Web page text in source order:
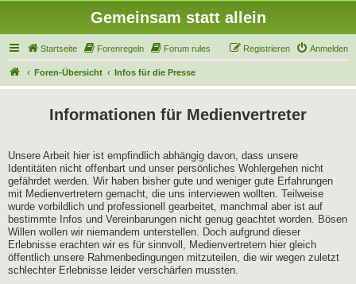
Gemeinsam statt allein
Startseite Forenregeln Forum rules Anmelden
Registrieren
Foren-Übersicht Infos für die Presse
Informationen für Medienvertreter
Unsere Arbeit hier ist empfindlich abhängig davon, dass unsere
Identitäten nicht offenbart und unser persönliches Wohlergehen nicht
gefährdet werden. Wir haben bisher gute und weniger gute Erfahrungen
mit Medienvertretern gemacht, die uns interviewen wollten. Teilweise
wurde vorbildlich und professionell gearbeitet, manchmal aber ist auf
bestimmte Infos und Vereinbarungen nicht genug geachtet worden. Bösen
Willen wollen wir niemandem unterstellen. Doch aufgrund dieser
Erlebnisse erachten wir es für sinnvoll, Medienvertretern hier gleich
öffentlich unsere Rahmenbedingungen mitzuteilen, die wir wegen zuletzt
schlechter Erlebnisse leider verschärfen mussten.